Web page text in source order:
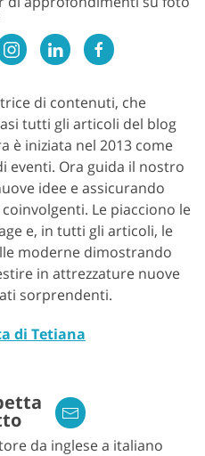
di contenuti, che
tutti gli articoli del blog
è iniziata nel 2013 come
eventi. Ora guida il nostro
idee e assicurando
Le piacciono le
e, in tutti gli articoli, le
moderne dimostrando
in attrezzature nuove
sorprendenti.
di Tetiana
da inglese a italiano